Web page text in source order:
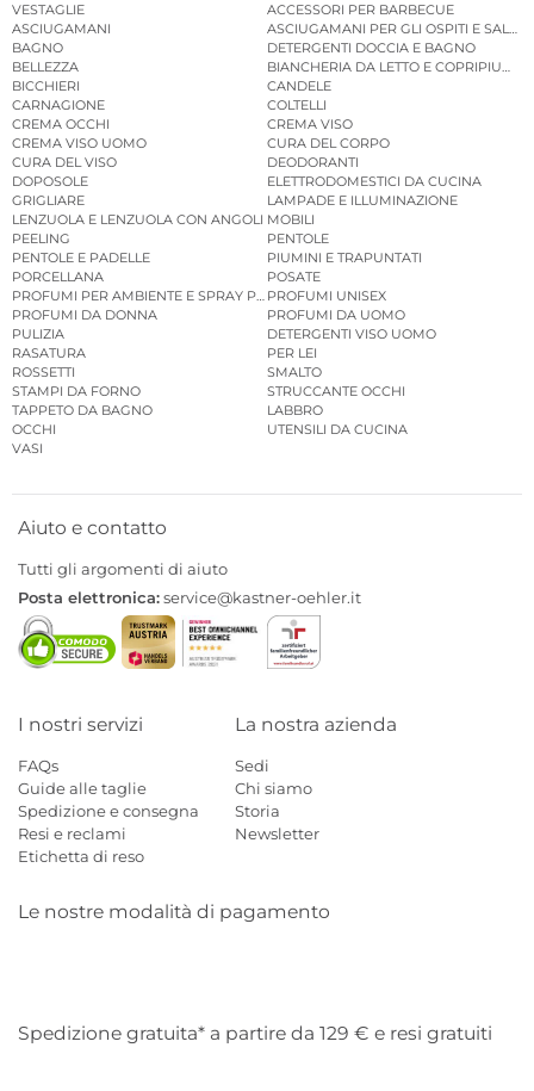
VESTAGLIE
ACCESSORI PER BARBECUE
ASCIUGAMANI
ASCIUGAMANI PER GLI OSPITI E
BAGNO
DETERGENTI DOCCIA E BAGNO
BELLEZZA
BIANCHERIA DA LETTO E COPRIPIUMINI
BICCHIERI
CANDELE
CARNAGIONE
COLTELLI
CREMA OCCHI
CREMA VISO
CREMA VISO UOMO
CURA DEL CORPO
CURA DEL VISO
DEODORANTI
DOPOSOLE
ELETTRODOMESTICI DA CUCINA
GRIGLIARE
LAMPADE E ILLUMINAZIONE
LENZUOLA E LENZUOLA CON ANGOLI MOBILI
PEELING
PENTOLE
PENTOLE E PADELLE
PIUMINI E TRAPUNTATI
PORCELLANA
POSATE
PROFUMI PER AMBIENTE E SPRAY PER AMBIENTE
PROFUMI UNISEX
PROFUMI DA DONNA
PROFUMI DA UOMO
PULIZIA
DETERGENTI VISO UOMO
RASATURA
PER LEI
ROSSETTI
SMALTO
STAMPI DA FORNO
STRUCCANTE OCCHI
TAPPETO DA BAGNO
LABBRO
OCCHI
UTENSILI DA CUCINA
VASI
Aiuto e contatto
Tutti gli argomenti di aiuto
Posta elettronica:service@kastner-oehler.it
I nostri servizi
FAQs
Guide alle taglie
Spedizione e consegna
Resi e reclami
Etichetta di reso
La nostra azienda
Sedi
Chi siamo
Storia
Newsletter
Le nostre modalità di pagamento
Spedizione gratuita* a partire da 129 € e resi gratuiti